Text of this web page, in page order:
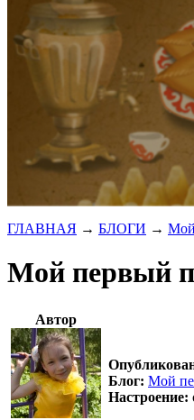
ГЛАВНАЯ → БЛОГИ → Мой
Мой первый
Автор
Блог: Мой
Настроение: